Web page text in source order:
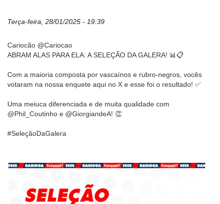
Terça-feira, 28/01/2025 - 19:39
Cariocão @Cariocao
ABRAM ALAS PARA ELA: A SELEÇÃO DA GALERA! 📊📋
Com a maioria composta por vascaínos e rubro-negros, vocês
votaram na nossa enquete aqui no X e esse foi o resultado! ✅
Uma meiuca diferenciada e de muita qualidade com
@Phil_Coutinho e @GiorgiandeA! 👏
#SeleçãoDaGalera